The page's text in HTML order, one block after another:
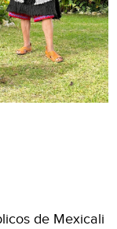
de Mexicali